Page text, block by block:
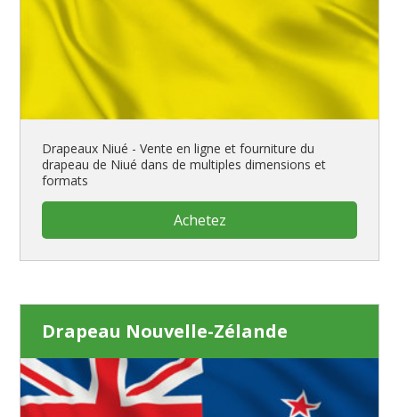
Drapeaux Niué - Vente en ligne et fourniture du
drapeau de Niué dans de multiples dimensions et
formats
Achetez
Drapeau Nouvelle-Zélande